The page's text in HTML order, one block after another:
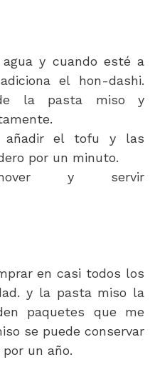
y cuando esté a
el hon-dashi.
la pasta miso y
añadir el tofu y las
por un minuto.
y servir
en casi todos los
y la pasta miso la
paquetes que me
se puede conservar
un año.